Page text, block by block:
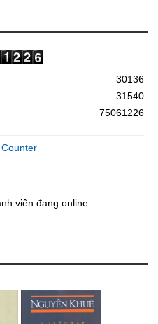
30136
31540
75061226
viên đang online